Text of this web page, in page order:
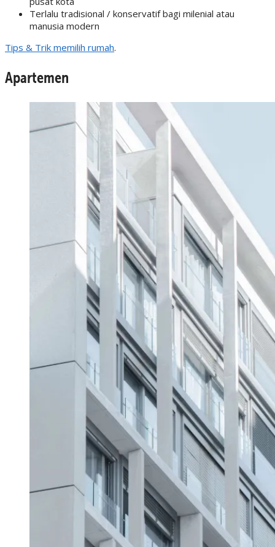
Terlalu tradisional / konservatif bagi milenial atau
manusia modern
Tips & Trik memilih rumah.
Apartemen